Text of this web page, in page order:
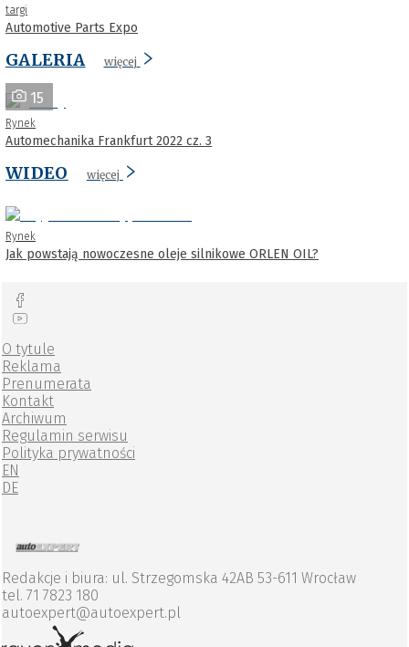
targi
Automotive Parts Expo
GALERIA więcej
15
Rynek
Automechanika Frankfurt 2022 cz. 3
WIDEO więcej
Rynek
Jak powstają nowoczesne oleje silnikowe ORLEN OIL?
O tytule
Reklama
Prenumerata
Kontakt
Archiwum
Regulamin serwisu
Polityka prywatności
EN
DE
Redakcje i biura: ul. Strzegomska 42AB 53-611 Wrocław
tel. 71 7823 180
autoexpert@autoexpert.pl